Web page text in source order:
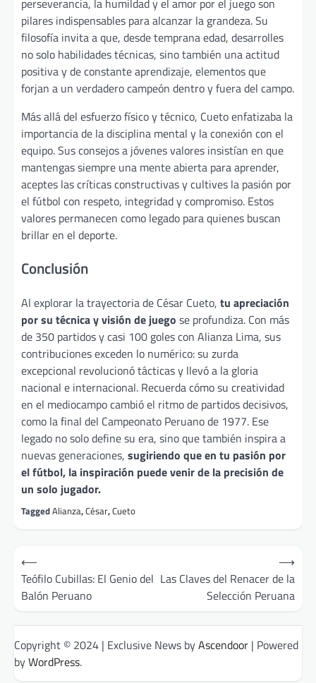
pilares indispensables para alcanzar la grandeza. Su
filosofía invita a que, desde temprana edad, desarrolles
no solo habilidades técnicas, sino también una actitud
positiva y de constante aprendizaje, elementos que
forjan a un verdadero campeón dentro y fuera del campo.
Más allá del esfuerzo físico y técnico, Cueto enfatizaba la
importancia de la disciplina mental y la conexión con el
equipo. Sus consejos a jóvenes valores insistían en que
mantengas siempre una mente abierta para aprender,
aceptes las críticas constructivas y cultives la pasión por
el fútbol con respeto, integridad y compromiso. Estos
valores permanecen como legado para quienes buscan
brillar en el deporte.
Conclusión
Al explorar la trayectoria de César Cueto, tu apreciación
por su técnica y visión de juego se profundiza. Con más
de 350 partidos y casi 100 goles con Alianza Lima, sus
contribuciones exceden lo numérico: su zurda
excepcional revolucionó tácticas y llevó a la gloria
nacional e internacional. Recuerda cómo su creatividad
en el mediocampo cambió el ritmo de partidos decisivos,
como la final del Campeonato Peruano de 1977. Ese
legado no solo define su era, sino que también inspira a
nuevas generaciones, sugiriendo que en tu pasión por
el fútbol, la inspiración puede venir de la precisión de
un solo jugador.
TaggedAlianza,César,Cueto
Post
navigation
⟵
Teófilo Cubillas: El Genio del
Balón Peruano
Las Claves del Renacer de la
Selección Peruana
⟶
Copyright © 2024 | Exclusive News byAscendoor | Powered
byWordPress.